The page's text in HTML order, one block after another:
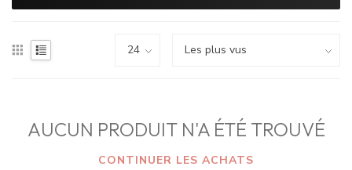
AUCUN PRODUIT N'A ÉTÉ TROUVÉ
CONTINUER LES ACHATS